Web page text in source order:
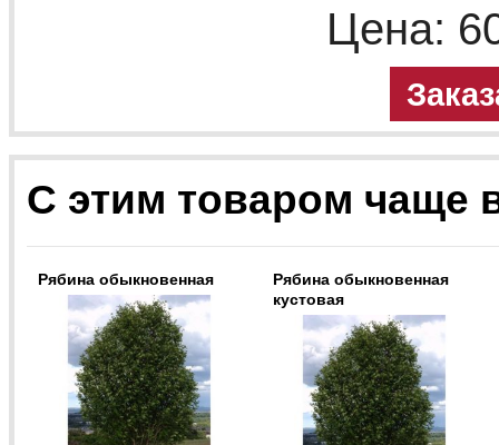
Цена:
С этим товаром чаще
Рябина обыкновенная
Рябина обыкновенная
кустовая